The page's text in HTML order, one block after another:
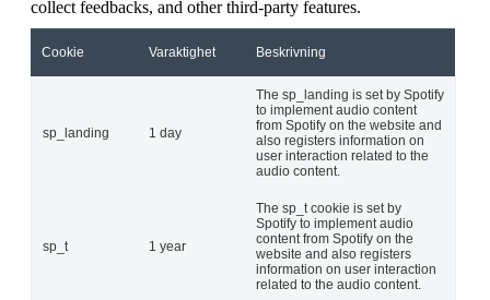
collect feedbacks, and other third-party features.
Cookie Varaktighet Beskrivning
sp_landing 1 day
The sp_landing is set by Spotify
to implement audio content
from Spotify on the website and
also registers information on
user interaction related to the
audio content.
sp_t 1 year
The sp_t cookie is set by
Spotify to implement audio
content from Spotify on the
website and also registers
information on user interaction
related to the audio content.